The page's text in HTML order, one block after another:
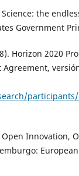
the
Government
Horizon 2020
Innovation,